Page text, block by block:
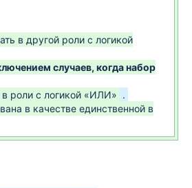
в другой роли с логикой
случаев, когда набор
роли с логикой «ИЛИ» .
в качестве единственной в